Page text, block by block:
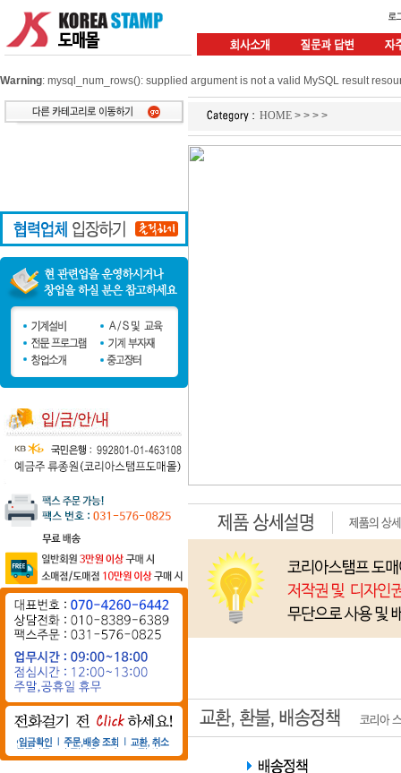
Warning: mysql_num_rows(): supplied argument is not a valid MySQL result
HOME > > > >